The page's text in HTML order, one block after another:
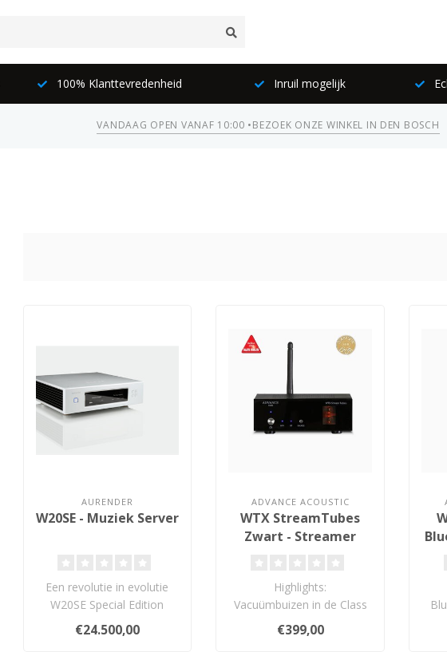
100% Klanttevredenheid Inruil mogelijk
VANDAAG OPEN VANAF 10:00 •BEZOEK ONZE WINKEL IN DEN BOSCH
AURENDER
W20SE - Muziek Server
Een revolutie in evolutie
W20SE Special Edition
Sinds de lancering in 2013
heef..
€24.500,00
ADVANCE ACOUSTIC
WTX StreamTubes
Zwart - Streamer
Highlights:
Vacuümbuizen in de Class
A uitgangstrap
Ondersteunt hoge resoluti..
€399,00